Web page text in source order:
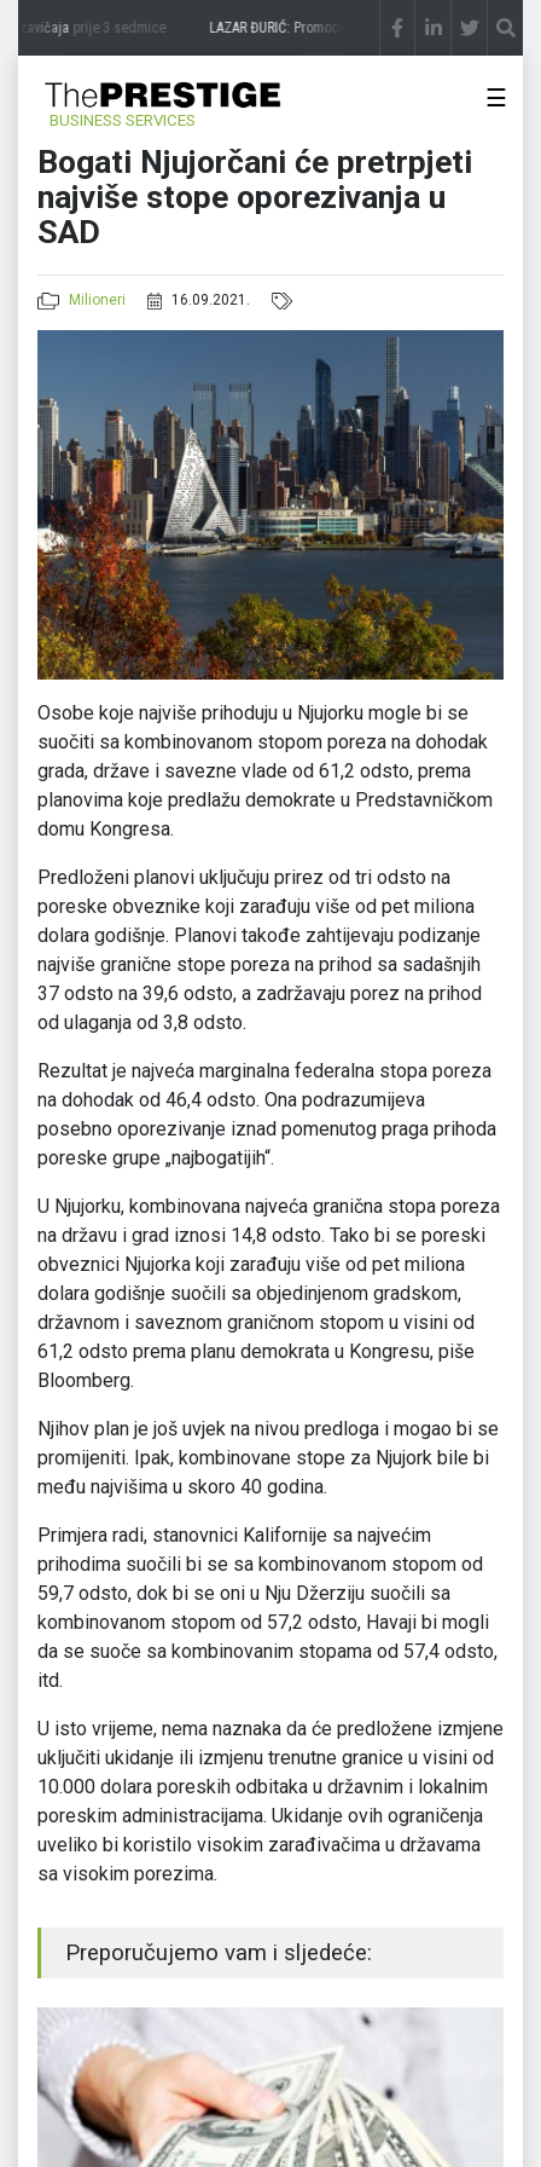
zavičajaprije 3 sedmice LAZAR ĐURIĆ: Promocija potencijal pretvara u destinaciju
BUSINESS SERVICES
☰
Bogati Njujorčani će pretrpjeti
najviše stope oporezivanja u
SAD
Milioneri 16.09.2021.
Osobe koje najviše prihoduju u Njujorku mogle bi se
suočiti sa kombinovanom stopom poreza na dohodak
grada, države i savezne vlade od 61,2 odsto, prema
planovima koje predlažu demokrate u Predstavničkom
domu Kongresa.
Predloženi planovi uključuju prirez od tri odsto na
poreske obveznike koji zarađuju više od pet miliona
dolara godišnje. Planovi takođe zahtijevaju podizanje
najviše granične stope poreza na prihod sa sadašnjih
37 odsto na 39,6 odsto, a zadržavaju porez na prihod
od ulaganja od 3,8 odsto.
Rezultat je najveća marginalna federalna stopa poreza
na dohodak od 46,4 odsto. Ona podrazumijeva
posebno oporezivanje iznad pomenutog praga prihoda
poreske grupe „najbogatijih“.
U Njujorku, kombinovana najveća granična stopa poreza
na državu i grad iznosi 14,8 odsto. Tako bi se poreski
obveznici Njujorka koji zarađuju više od pet miliona
dolara godišnje suočili sa objedinjenom gradskom,
državnom i saveznom graničnom stopom u visini od
61,2 odsto prema planu demokrata u Kongresu, piše
Bloomberg.
Njihov plan je još uvjek na nivou predloga i mogao bi se
promijeniti. Ipak, kombinovane stope za Njujork bile bi
među najvišima u skoro 40 godina.
Primjera radi, stanovnici Kalifornije sa najvećim
prihodima suočili bi se sa kombinovanom stopom od
59,7 odsto, dok bi se oni u Nju Džerziju suočili sa
kombinovanom stopom od 57,2 odsto, Havaji bi mogli
da se suoče sa kombinovanim stopama od 57,4 odsto,
itd.
U isto vrijeme, nema naznaka da će predložene izmjene
uključiti ukidanje ili izmjenu trenutne granice u visini od
10.000 dolara poreskih odbitaka u državnim i lokalnim
poreskim administracijama. Ukidanje ovih ograničenja
uveliko bi koristilo visokim zarađivačima u državama
sa visokim porezima.
Preporučujemo vam i sljedeće: